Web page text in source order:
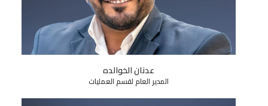
عدنان الخوالده
المدير العام لقسم العمليات